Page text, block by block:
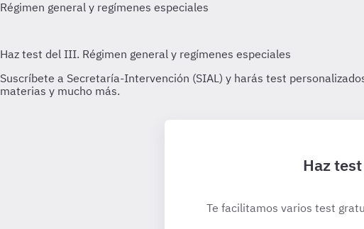
Haz
Te facilitamos varios test